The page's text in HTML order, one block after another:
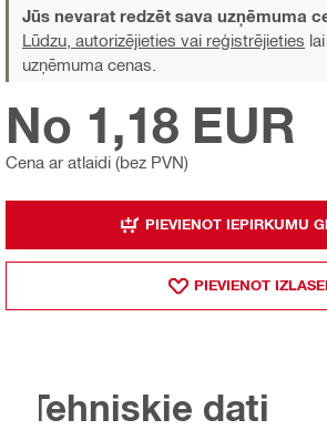
Jūs nevarat redzēt sava uzņēmuma
Lūdzu, autorizējieties vai reģistrējieties
uzņēmuma cenas.
Cena ar atlaidi (bez PVN)
No 1,18 EUR
PIEVIENOT IEPIRKUMU
PIEVIENOT IZLASEI
Tehniskie dati